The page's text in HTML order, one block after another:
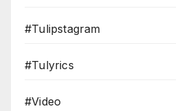
#Tulipstagram
#Tulyrics
#Video